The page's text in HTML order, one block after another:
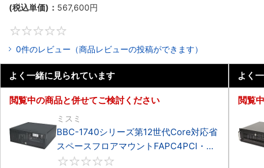
(税込単価)： 567,600円
0件のレビュー（商品レビューの投稿ができます）
よく一緒に見られています
閲覧中の商品と併せてご検討ください
ミスミ
BBC-1740シリーズ第12世代Core対応省
スペースフロアマウントFAPC4PCI・
3PCIe
よく
閲覧